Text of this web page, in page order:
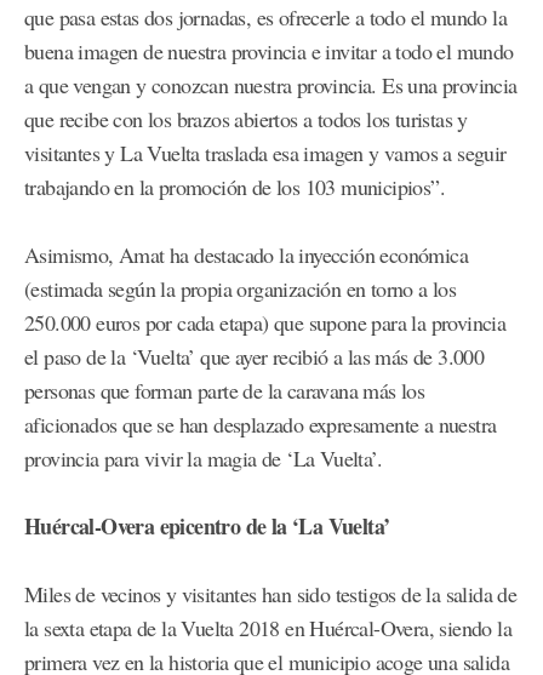
que pasa estas dos jornadas, es ofrecerle a todo el mundo la
buena imagen de nuestra provincia e invitar a todo el mundo
a que vengan y conozcan nuestra provincia. Es una provincia
que recibe con los brazos abiertos a todos los turistas y
visitantes y La Vuelta traslada esa imagen y vamos a seguir
trabajando en la promoción de los 103 municipios”.
Asimismo, Amat ha destacado la inyección económica
(estimada según la propia organización en torno a los
250.000 euros por cada etapa) que supone para la provincia
el paso de la ‘Vuelta’ que ayer recibió a las más de 3.000
personas que forman parte de la caravana más los
aficionados que se han desplazado expresamente a nuestra
provincia para vivir la magia de ‘La Vuelta’.
Huércal-Overa epicentro de la ‘La Vuelta’
Miles de vecinos y visitantes han sido testigos de la salida de
la sexta etapa de la Vuelta 2018 en Huércal-Overa, siendo la
primera vez en la historia que el municipio acoge una salida